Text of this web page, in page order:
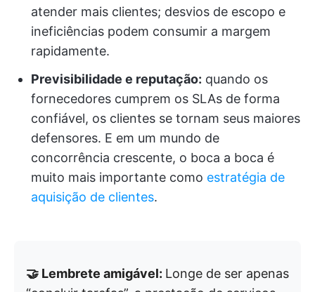
atender mais clientes; desvios de escopo e
ineficiências podem consumir a margem
rapidamente.
Previsibilidade e reputação: quando os
fornecedores cumprem os SLAs de forma
confiável, os clientes se tornam seus maiores
defensores. E em um mundo de
concorrência crescente, o boca a boca é
muito mais importante como estratégia de
aquisição de clientes.
🤝 Lembrete amigável: Longe de ser apenas